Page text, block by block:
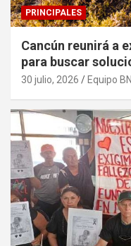
PRINCIPALES
Cancún reunirá a
para buscar
sargazo
30 julio, 2026 Equipo